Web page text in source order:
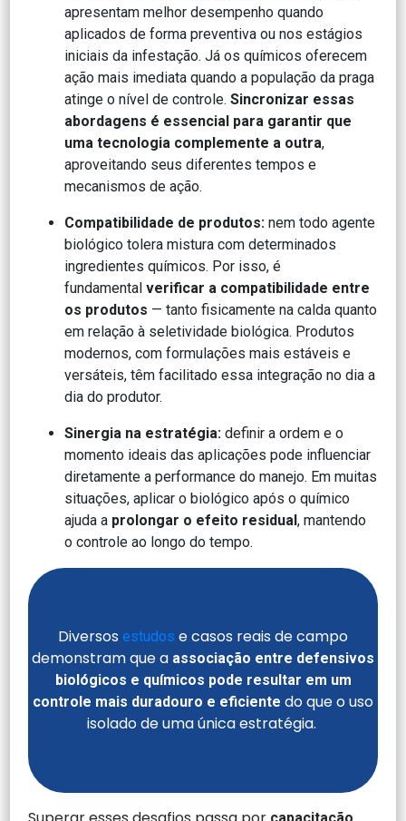
apresentam melhor desempenho quando
aplicados de forma preventiva ou nos estágios
iniciais da infestação. Já os químicos oferecem
ação mais imediata quando a população da praga
atinge o nível de controle.Sincronizar essas
abordagens é essencial para garantir que
uma tecnologia complemente a outra,
aproveitando seus diferentes tempos e
mecanismos de ação.
Compatibilidade de produtos: nem todo agente
biológico tolera mistura com determinados
ingredientes químicos. Por isso, é
fundamentalverificar a compatibilidade entre
os produtos — tanto fisicamente na calda quanto
em relação à seletividade biológica. Produtos
modernos, com formulações mais estáveis e
versáteis, têm facilitado essa integração no dia a
dia do produtor.
Sinergia na estratégia: definir a ordem e o
momento ideais das aplicações pode influenciar
diretamente a performance do manejo. Em muitas
situações, aplicar o biológico após o químico
ajuda a prolongar o efeito residual, mantendo
o controle ao longo do tempo.
Diversos estudos e casos reais de campo
demonstram que a associação entre defensivos
biológicos e químicos pode resultar em um
controle mais duradouro e eficiente do que o uso
isolado de uma única estratégia.
capacitação,